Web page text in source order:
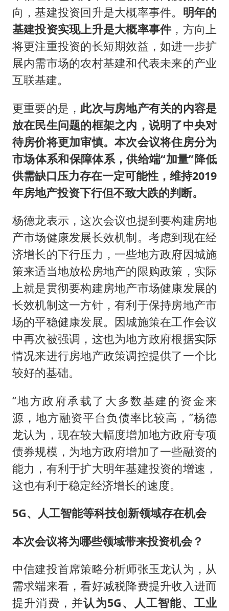
向，基建投资回升是大概率事件。 明年的
基建投资实现上升是大概率事件 ，方向上
将更注重投资的长短期效益，如进一步扩
展内需市场的农村基建和代表未来的产业
互联基建。
更重要的是， 此次与房地产有关的内容是
放在民生问题的框架之内，说明了中央对
待房价将更加审慎。本次会议将住房分为
市场体系和保障体系，供给端“加量”降低
供需缺口压力存在一定可能性，维持2019
年房地产投资下行但不致大跌的判断。
杨德龙表示，这次会议也提到要构建房地
产市场健康发展长效机制。考虑到现在经
济增长的下行压力，一些地方政府因城施
策来适当地放松房地产的限购政策，实际
上就是贯彻要构建房地产市场健康发展的
长效机制这一方针，有利于保持房地产市
场的平稳健康发展。因城施策在工作会议
中再次被强调，这也为地方政府根据实际
情况来进行房地产政策调控提供了一个比
较好的基础。
“地方政府承载了大多数基建的资金来
源，地方融资平台负债率比较高，”杨德
龙认为，现在较大幅度增加地方政府专项
债券规模，为地方政府增加了一些融资的
能力，有利于扩大明年基建投资的增速，
这也有利于稳定经济增长的速度。
5G、人工智能等科技创新领域存在机会
本次会议将为哪些领域带来投资机会？
中信建投首席策略分析师张玉龙认为，从
需求端来看，看好减税降费提升收入进而
提升消费，并认为5G、人工智能、工业